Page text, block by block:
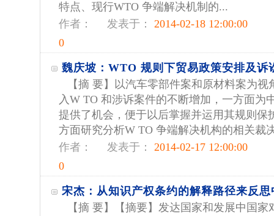
特点、现行WTO 争端解决机制的...
作者：
发表于： 2014-02-18 12:00:00
0
魏庆坡：WTO 规则下贸易政策安排及诉
【摘 要】以汽车零部件案和原材料案为
入W TO 和涉诉案件的不断增加，一方面为
提供了机会，便于以后掌握并运用其规则保
方面研究分析W TO 争端解决机构的相关裁
作者：
发表于： 2014-02-17 12:00:00
0
宋杰：从知识产权条约的解释路径来反
【摘 要】【摘要】发达国家和发展中国